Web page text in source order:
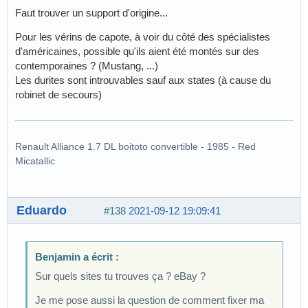
Faut trouver un support d'origine...
Pour les vérins de capote, à voir du côté des spécialistes
d'américaines, possible qu'ils aient été montés sur des
contemporaines ? (Mustang, ...)
Les durites sont introuvables sauf aux states (à cause du
robinet de secours)
Renault Alliance 1.7 DL boitoto convertible - 1985 - Red
Micatallic
#138 2021-09-12 19:09:41
Eduardo
Benjamin a écrit :
Sur quels sites tu trouves ça ? eBay ?
Je me pose aussi la question de comment fixer ma